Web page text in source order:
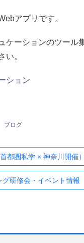
アプリです。
ケーションのツール
い。
ション
ブログ
都圏私学 × 神奈川開催
研修会・イベント情報